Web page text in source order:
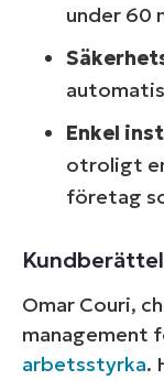
under 60
Enkel
otroligt
företag
Omar Couri,
management
arbetsstyrka.